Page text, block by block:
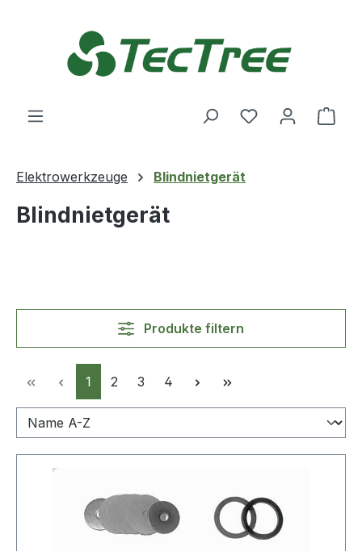
Du hast 0
Elektrowerkzeuge Blindnietgerät
Blindnietgerät
Produkte filtern
Seite
1 Seite
2 Seite
3 Seite
4